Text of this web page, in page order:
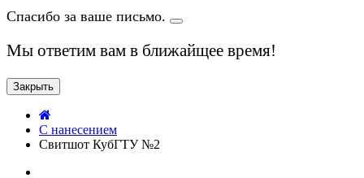
Спасибо за ваше письмо.
Мы ответим вам в ближайщее время!
Закрыть
C нанесением
Свитшот КубГТУ №2